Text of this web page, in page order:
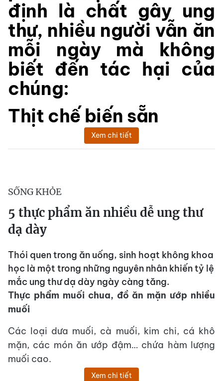
định là chất gây ung
thư, nhiều người vẫn ăn
mỗi ngày mà không
biết đến tác hại của
chúng:
Thịt chế biến sẵn
Xem chi tiết
SỐNG KHỎE
5 thực phẩm ăn nhiều dễ ung thư
dạ dày
Thói quen trong ăn uống, sinh hoạt không khoa
học là một trong những nguyên nhân khiến tỷ lệ
mắc ung thư dạ dày ngày càng tăng.
Thực phẩm muối chua, đồ ăn mặn ướp nhiều
muối
Các loại dưa muối, cà muối, kim chi, cá khô
mặn, các món ăn ướp đậm… chứa hàm lượng
muối cao.
Xem chi tiết